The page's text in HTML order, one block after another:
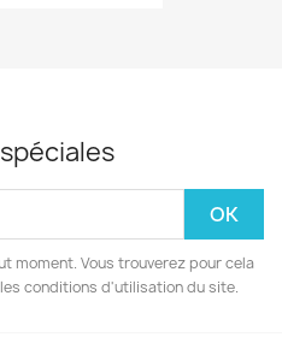
moment. Vous trouverez pour cela
conditions d'utilisation du site.